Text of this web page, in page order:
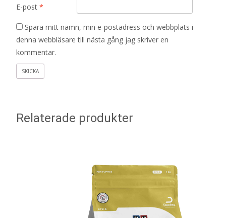
E-post *
Spara mitt namn, min e-postadress och webbplats i
denna webbläsare till nästa gång jag skriver en
kommentar.
Relaterade produkter